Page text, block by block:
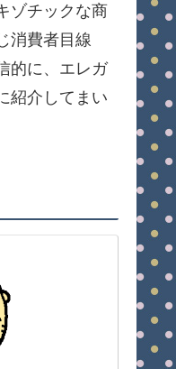
ゾチックな商
消費者目線
的に、エレガ
紹介してまい